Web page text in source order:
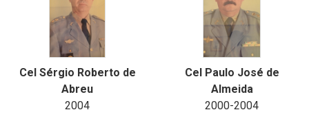
Cel Sérgio Roberto de
Abreu
2004
Cel Paulo José de
Almeida
2000-2004